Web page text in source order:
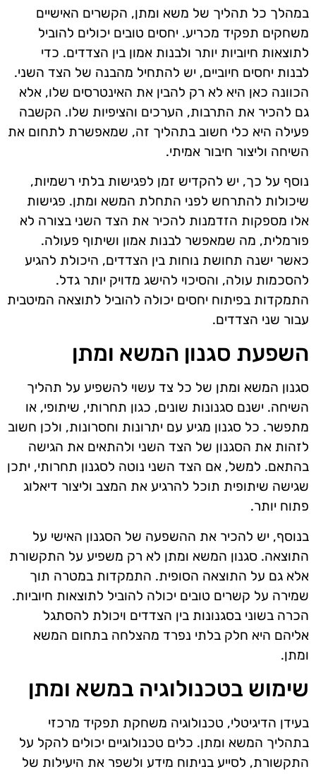
במהלך כל תהליך של משא ומתן, הקשרים האישיים
משחקים תפקיד מכריע. יחסים טובים יכולים להוביל
לתוצאות חיוביות יותר ולבנות אמון בין הצדדים. כדי
לבנות יחסים חיוביים, יש להתחיל מהבנה של הצד השני.
הכוונה כאן היא לא רק להבין את האינטרסים שלו, אלא
גם להכיר את התרבות, הערכים והציפיות שלו. הקשבה
פעילה היא כלי חשוב בתהליך זה, שמאפשרת לתחום את
השיחה וליצור חיבור אמיתי.
נוסף על כך, יש להקדיש זמן לפגישות בלתי רשמיות,
שיכולות להתרחש לפני התחלת המשא ומתן. פגישות
אלו מספקות הזדמנות להכיר את הצד השני בצורה לא
פורמלית, מה שמאפשר לבנות אמון ושיתוף פעולה.
כאשר ישנה תחושת נוחות בין הצדדים, היכולת להגיע
להסכמות עולה, והסיכוי להישג מדויק יותר גדל.
התמקדות בפיתוח יחסים יכולה להוביל לתוצאה המיטבית
עבור שני הצדדים.
השפעת סגנון המשא ומתן
סגנון המשא ומתן של כל צד עשוי להשפיע על תהליך
השיחה. ישנם סגנונות שונים, כגון תחרותי, שיתופי, או
מתפשר. כל סגנון מגיע עם יתרונות וחסרונות, ולכן חשוב
לזהות את הסגנון של הצד השני ולהתאים את הגישה
בהתאם. למשל, אם הצד השני נוטה לסגנון תחרותי, יתכן
שגישה שיתופית תוכל להרגיע את המצב וליצור דיאלוג
פתוח יותר.
בנוסף, יש להכיר את ההשפעה של הסגנון האישי על
התוצאה. סגנון המשא ומתן לא רק משפיע על התקשורת
אלא גם על התוצאה הסופית. התמקדות במטרה תוך
שמירה על קשרים טובים יכולה להוביל לתוצאות חיוביות.
הכרה בשוני בסגנונות בין הצדדים ויכולת להסתגל
אליהם היא חלק בלתי נפרד מהצלחה בתחום המשא
ומתן.
שימוש בטכנולוגיה במשא ומתן
בעידן הדיגיטלי, טכנולוגיה משחקת תפקיד מרכזי
בתהליך המשא ומתן. כלים טכנולוגיים יכולים להקל על
התקשורת, לסייע בניתוח מידע ולשפר את היעילות של